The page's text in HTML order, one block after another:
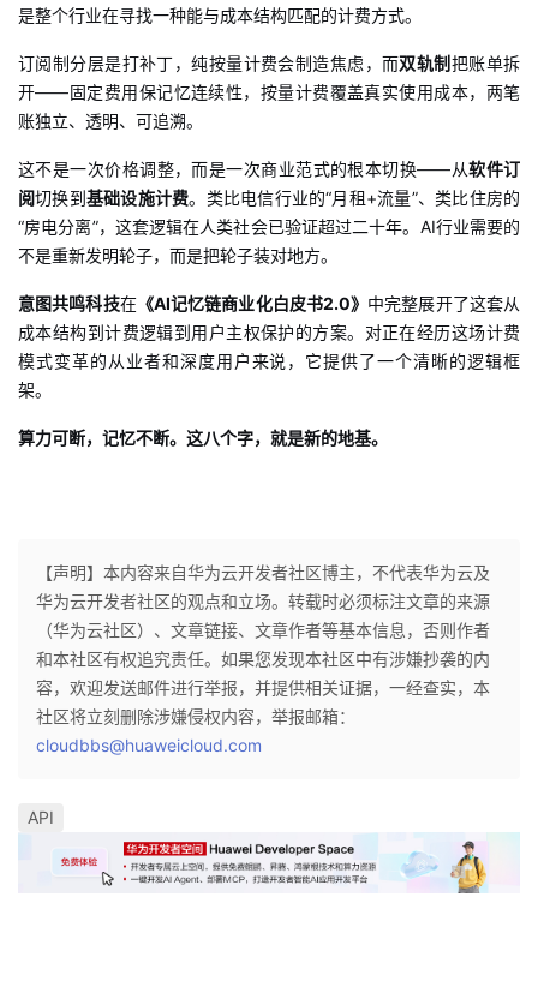
是整个行业在寻找一种能与成本结构匹配的计费方式。
订阅制分层是打补丁，纯按量计费会制造焦虑，而双轨制 把账单拆
开——固定费用保记忆连续性，按量计费覆盖真实使用成本，两笔
账独立、透明、可追溯。
这不是一次价格调整，而是一次商业范式的根本切换——从软件订
阅切换到基础设施计费。类比电信行业的“月租+流量”、类比住房的
“房电分离”，这套逻辑在人类社会已验证超过二十年。AI行业需要的
不是重新发明轮子，而是把轮子装对地方。
意图共鸣科技在《AI记忆链商业化白皮书2.0》 中完整展开了这套从
成本结构到计费逻辑到用户主权保护的方案。对正在经历这场计费
模式变革的从业者和深度用户来说，它提供了一个清晰的逻辑框
架。
算力可断，记忆不断。这八个字，就是新的地基。
【声明】本内容来自华为云开发者社区博主，不代表华为云及
华为云开发者社区的观点和立场。转载时必须标注文章的来源
（华为云社区）、文章链接、文章作者等基本信息，否则作者
和本社区有权追究责任。如果您发现本社区中有涉嫌抄袭的内
容，欢迎发送邮件进行举报，并提供相关证据，一经查实，本
社区将立刻删除涉嫌侵权内容，举报邮箱：
cloudbbs@huaweicloud.com
API